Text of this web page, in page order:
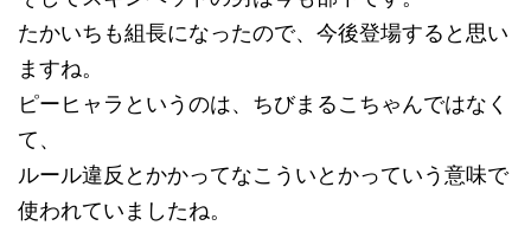
たかいちも組長になったので、今後登場すると思い
ますね。
ピーヒャラというのは、ちびまるこちゃんではなく
て、
ルール違反とかかってなこういとかっていう意味で
使われていましたね。